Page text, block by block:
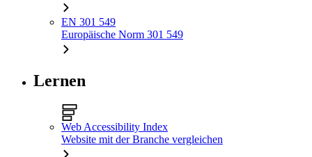
EN 301 549
Europäische Norm 301 549
Lernen
Web Accessibility Index
Website mit der Branche vergleichen